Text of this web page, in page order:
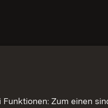
Zum einen